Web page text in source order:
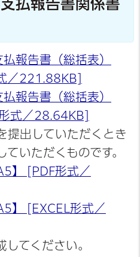
払報告書関係書
報告書（総括表）
／221.88KB]
報告書（総括表）
式／28.64KB]
提出していただくとき
ていただくものです。
】 [PDF形式／
】 [EXCEL形式／
してください。